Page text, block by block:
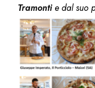
Tramontie dal suo